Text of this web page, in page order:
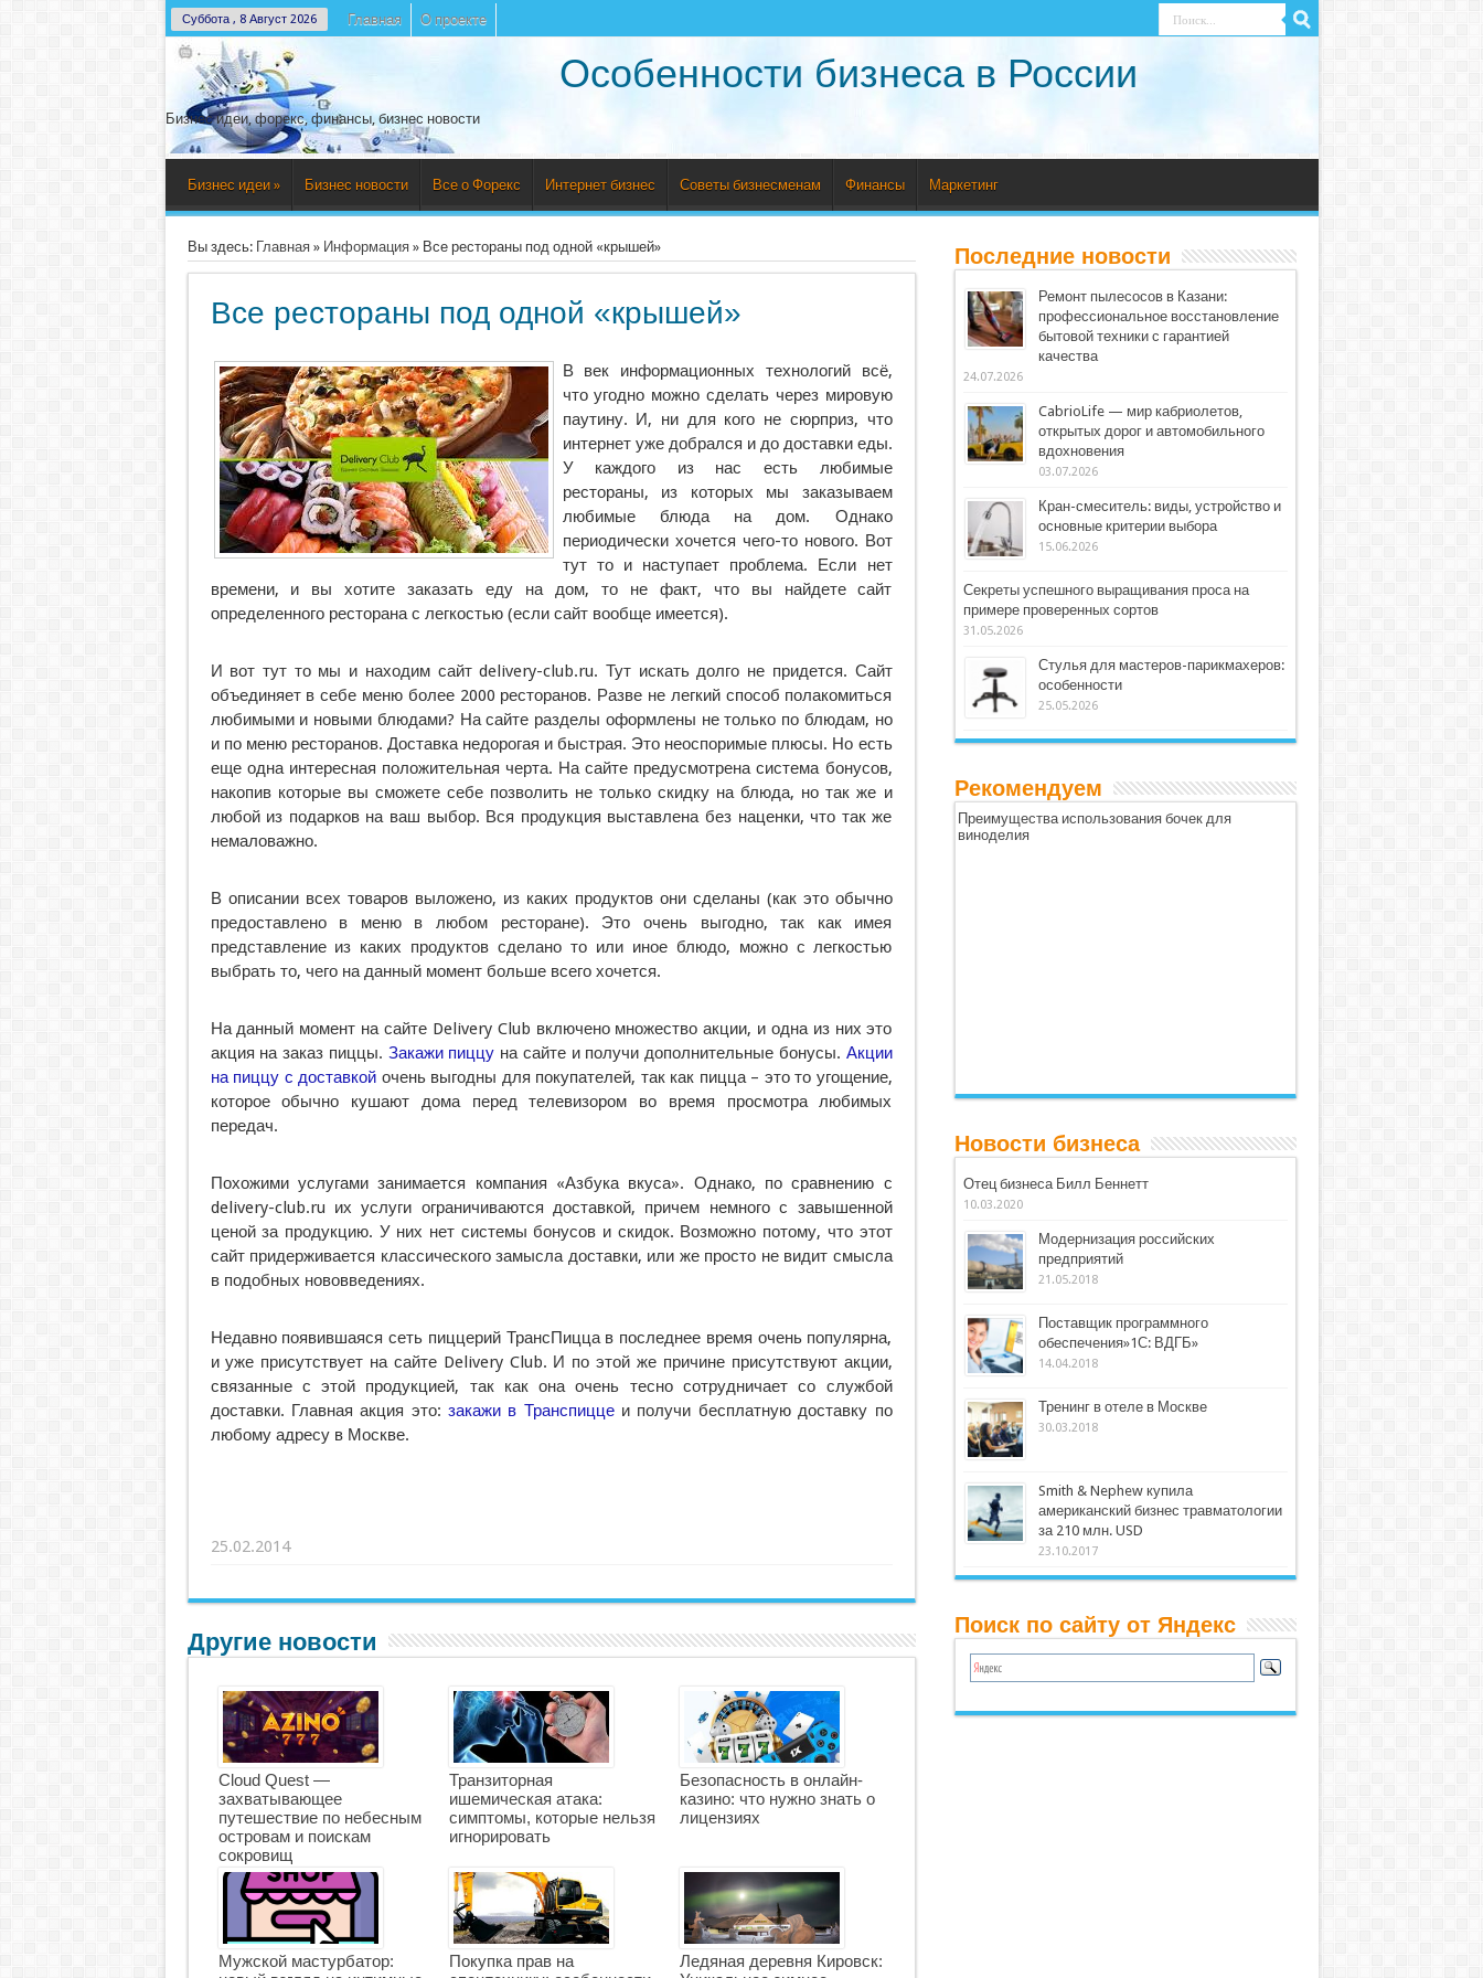
Суббота , 8 Август 2026 Главная О проекте
Особенности бизнеса в России
Бизнес идеи, форекс, финансы, бизнес новости
Бизнес идеи » Бизнес новости Все о Форекс Интернет бизнес Советы бизнесменам Финансы Маркетинг
Вы здесь: Главная» Информация» Все рестораны под одной «крышей»
Все рестораны под одной «крышей»
В век информационных технологий всё,
что угодно можно сделать через мировую
паутину. И, ни для кого не сюрприз, что
интернет уже добрался и до доставки еды.
У каждого из нас есть любимые
рестораны, из которых мы заказываем
любимые блюда на дом. Однако
периодически хочется чего-то нового. Вот
тут то и наступает проблема. Если нет
времени, и вы хотите заказать еду на дом, то не факт, что вы найдете сайт
определенного ресторана с легкостью (если сайт вообще имеется).
И вот тут то мы и находим сайт delivery-club.ru. Тут искать долго не придется. Сайт
объединяет в себе меню более 2000 ресторанов. Разве не легкий способ полакомиться
любимыми и новыми блюдами? На сайте разделы оформлены не только по блюдам, но
и по меню ресторанов. Доставка недорогая и быстрая. Это неоспоримые плюсы. Но есть
еще одна интересная положительная черта. На сайте предусмотрена система бонусов,
накопив которые вы сможете себе позволить не только скидку на блюда, но так же и
любой из подарков на ваш выбор. Вся продукция выставлена без наценки, что так же
немаловажно.
В описании всех товаров выложено, из каких продуктов они сделаны (как это обычно
предоставлено в меню в любом ресторане). Это очень выгодно, так как имея
представление из каких продуктов сделано то или иное блюдо, можно с легкостью
выбрать то, чего на данный момент больше всего хочется.
На данный момент на сайте Delivery Club включено множество акции, и одна из них это
акция на заказ пиццы. Закажи пиццу на сайте и получи дополнительные бонусы. Акции
на пиццу с доставкой очень выгодны для покупателей, так как пицца – это то угощение,
которое обычно кушают дома перед телевизором во время просмотра любимых
передач.
Похожими услугами занимается компания «Азбука вкуса». Однако, по сравнению с
delivery-club.ru их услуги ограничиваются доставкой, причем немного с завышенной
ценой за продукцию. У них нет системы бонусов и скидок. Возможно потому, что этот
сайт придерживается классического замысла доставки, или же просто не видит смысла
в подобных нововведениях.
Недавно появившаяся сеть пиццерий ТрансПицца в последнее время очень популярна,
и уже присутствует на сайте Delivery Club. И по этой же причине присутствуют акции,
связанные с этой продукцией, так как она очень тесно сотрудничает со службой
доставки. Главная акция это: закажи в Транспиццеи получи бесплатную доставку по
любому адресу в Москве.
25.02.2014
Другие новости
Cloud Quest —
захватывающее
путешествие по небесным
островам и поискам
сокровищ
Транзиторная
ишемическая атака:
симптомы, которые нельзя
игнорировать
Безопасность в онлайн-
казино: что нужно знать о
лицензиях
Мужской мастурбатор:
Покупка прав на
Ледяная деревня Кировск:
Последние новости
Ремонт пылесосов в Казани:
профессиональное восстановление
бытовой техники с гарантией
качества
24.07.2026
CabrioLife — мир кабриолетов,
открытых дорог и автомобильного
вдохновения
03.07.2026
Кран-смеситель: виды, устройство и
основные критерии выбора
15.06.2026
Секреты успешного выращивания проса на
примере проверенных сортов
31.05.2026
Стулья для мастеров-парикмахеров:
особенности
25.05.2026
Рекомендуем
Преимущества использования бочек для
виноделия
Новости бизнеса
Отец бизнеса Билл Беннетт
10.03.2020
Модернизация российских
предприятий
21.05.2018
Поставщик программного
обеспечения»1С: ВДГБ»
14.04.2018
Тренинг в отеле в Москве
30.03.2018
Smith & Nephew купила
американский бизнес травматологии
за 210 млн. USD
23.10.2017
Поиск по сайту от Яндекс